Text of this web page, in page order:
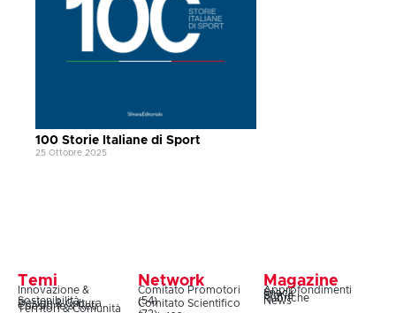
100 Storie Italiane di Sport
25 Ottobre 2025
Temi
Innovazione &
Sostenibilità
Design & Cultura
Coesione & Reti
Territori & Comunità
Network
Comitato Promotori
(54)
Comitato Scientifico
Magazine
Approfondimenti
Snack
Storie
Rubriche
News